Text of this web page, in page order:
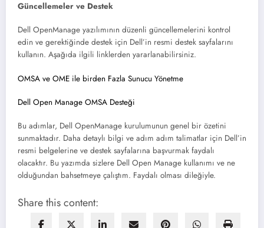
Güncellemeler ve Destek
Dell OpenManage yazılımının düzenli güncellemelerini kontrol
edin ve gerektiğinde destek için Dell’in resmi destek sayfalarını
kullanın. Aşağıda ilgili linklerden yararlanabilirsiniz.
OMSA ve OME ile birden Fazla Sunucu Yönetme
Dell Open Manage OMSA Desteği
Bu adımlar, Dell OpenManage kurulumunun genel bir özetini
sunmaktadır. Daha detaylı bilgi ve adım adım talimatlar için Dell’in
resmi belgelerine ve destek sayfalarına başvurmak faydalı
olacaktır. Bu yazımda sizlere Dell Open Manage kullanımı ve ne
olduğundan bahsetmeye çalıştım. Faydalı olması dileğiyle.
Share this content: